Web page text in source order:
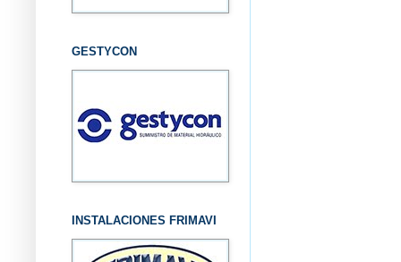
GESTYCON
INSTALACIONES FRIMAVI